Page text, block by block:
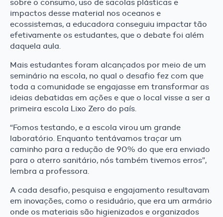
sobre o consumo, uso de sacolas plásticas e
impactos desse material nos oceanos e
ecossistemas, a educadora conseguiu impactar tão
efetivamente os estudantes, que o debate foi além
daquela aula.
Mais estudantes foram alcançados por meio de um
seminário na escola, no qual o desafio fez com que
toda a comunidade se engajasse em transformar as
ideias debatidas em ações e que o local visse a ser a
primeira escola Lixo Zero do país.
“Fomos testando, e a escola virou um grande
laboratório. Enquanto tentávamos traçar um
caminho para a redução de 90% do que era enviado
para o aterro sanitário, nós também tivemos erros”,
lembra a professora.
A cada desafio, pesquisa e engajamento resultavam
em inovações, como o residuário, que era um armário
onde os materiais são higienizados e organizados